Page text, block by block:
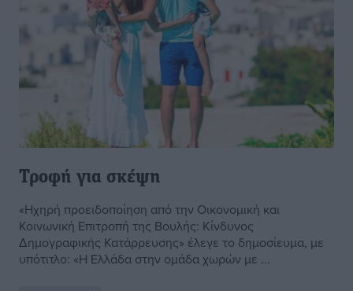
Τροφή για σκέψη
«Ηχηρή προειδοποίηση από την Οικονομική και
Κοινωνική Επιτροπή της Βουλής: Κίνδυνος
Δημογραφικής Κατάρρευσης» έλεγε το δημοσίευμα, με
υπότιτλο: «Η Ελλάδα στην ομάδα χωρών με ...